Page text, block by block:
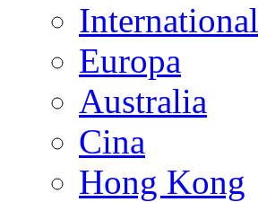
International
Europa
Australia
Cina
Hong Kong